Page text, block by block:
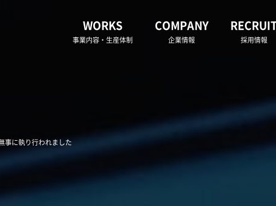
WORKS
事業内容・生産体制
COMPANY
企業情報 採用情報
事に執り行われました